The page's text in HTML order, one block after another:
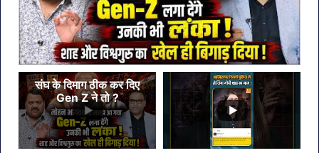
संघ के दिमाग ठीक कर दिए
Gen Z ने तो ?